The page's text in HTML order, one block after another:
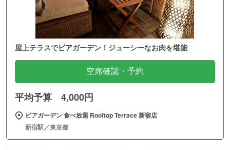
屋上テラスでビアガーデン！ジューシーなお肉を堪能
空席確認・予約
平均予算 4,000円
ビアガーデン 食べ放題 Rooftop Terrace 新宿店
新宿駅／東京都